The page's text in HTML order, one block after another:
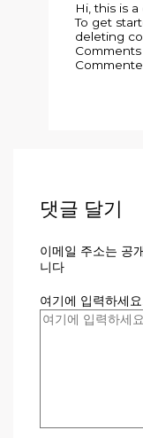
Hi, this is
To get
deleting
댓글 달기
이메일 주소는 공
니다
여기에 입력하세요